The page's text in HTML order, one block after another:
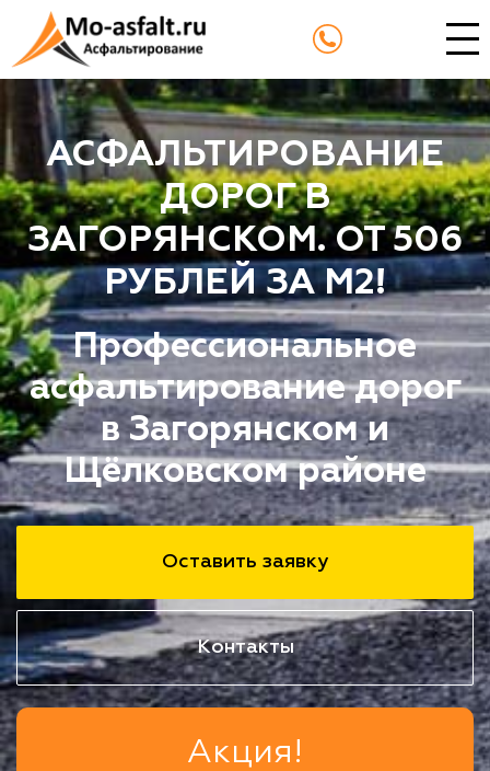
АСФАЛЬТИРОВАНИЕ
ДОРОГ В
ЗАГОРЯНСКОМ. ОТ 506
РУБЛЕЙ ЗА М2!
Профессиональное
асфальтирование дорог
в Загорянском и
Щёлковском районе
Оставить заявку
Контакты
Акция!